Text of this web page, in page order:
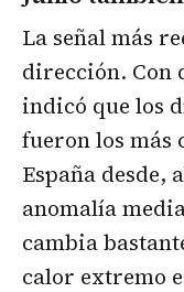
La señal más
dirección. Con
indicó que los
fueron los más
España desde,
anomalía
cambia
calor extremo